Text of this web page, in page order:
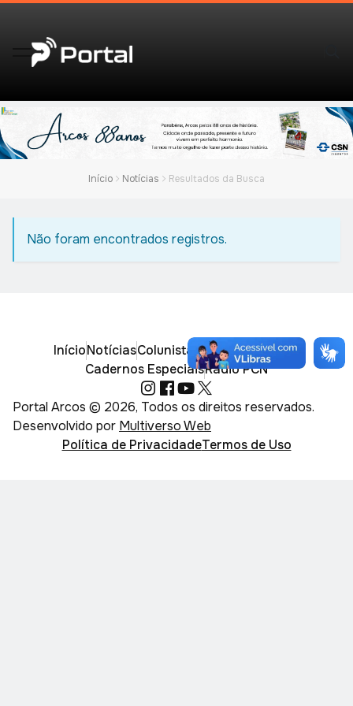
Início Notícias Resultados da Busca
Não foram encontrados registros.
InícioNotíciasColunistasObituárioVídeos
Cadernos EspeciaisRádio PCN
Portal Arcos © 2026, Todos os direitos reservados.
Desenvolvido por Multiverso Web
Política de PrivacidadeTermos de Uso